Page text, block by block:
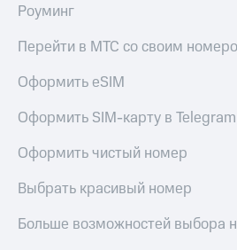
Роуминг
Перейти в МТС со своим
Оформить eSIM
Оформить SIM-карту в Telegram
Оформить чистый номер
Выбрать красивый номер
Больше возможностей выбора